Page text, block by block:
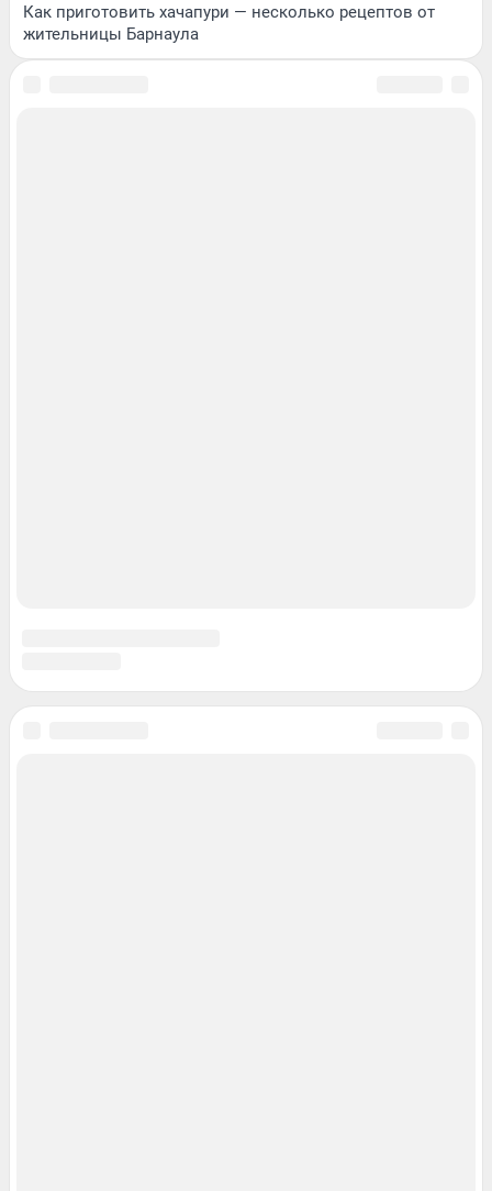
Как приготовить хачапури — несколько рецептов от
жительницы Барнаула